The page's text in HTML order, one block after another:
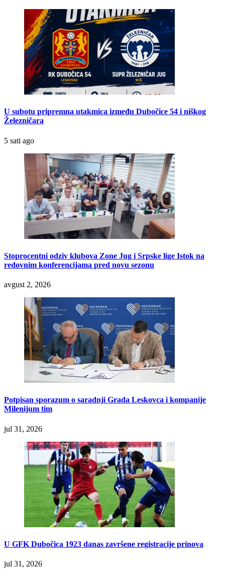
U subotu pripremna utakmica između Dubočice 54 i niškog
Železničara
5 sati ago
Stoprocentni odziv klubova Zone Jug i Srpske lige Istok na
redovnim konferencijama pred novu sezonu
avgust 2, 2026
Potpisan sporazum o saradnji Grada Leskovca i kompanije
Milenijum tim
jul 31, 2026
U GFK Dubočica 1923 danas završene registracije prinova
jul 31, 2026